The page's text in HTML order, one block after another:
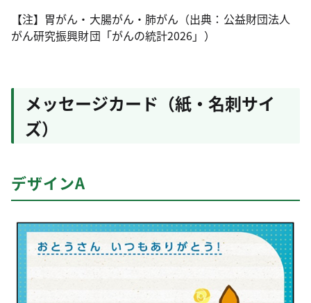
【注】胃がん・大腸がん・肺がん（出典：公益財団法人
がん研究振興財団「がんの統計2026」）
メッセージカード（紙・名刺サイ
ズ）
デザインA